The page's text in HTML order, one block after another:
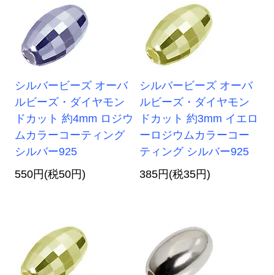
シルバービーズ オーバ
ルビーズ・ダイヤモン
ドカット 約4mm ロジウ
ムカラーコーティング
シルバー925
550円(税50円)
シルバービーズ オーバ
ルビーズ・ダイヤモン
ドカット 約3mm イエロ
ーロジウムカラーコー
ティング シルバー925
385円(税35円)